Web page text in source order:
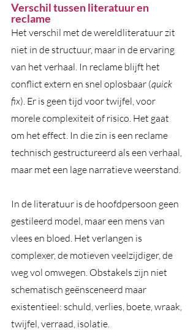
Verschil tussen literatuur en
reclame
Het verschil met de wereldliteratuur zit
niet in de structuur, maar in de ervaring
van het verhaal. In reclame blijft het
conflict extern en snel oplosbaar (quick
fix). Er is geen tijd voor twijfel, voor
morele complexiteit of risico. Het gaat
om het effect. In die zin is een reclame
technisch gestructureerd als een verhaal,
maar met een lage narratieve weerstand.
In de literatuur is de hoofdpersoon geen
gestileerd model, maar een mens van
vlees en bloed. Het verlangen is
complexer, de motieven veelzijdiger, de
weg vol omwegen. Obstakels zijn niet
schematisch geënsceneerd maar
existentieel: schuld, verlies, boete, wraak,
twijfel, verraad, isolatie.